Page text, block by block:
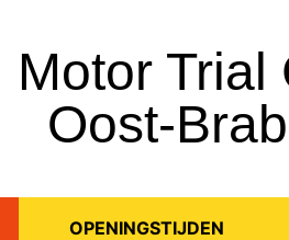
Motor Trial
Oost-
OPENINGSTIJDEN